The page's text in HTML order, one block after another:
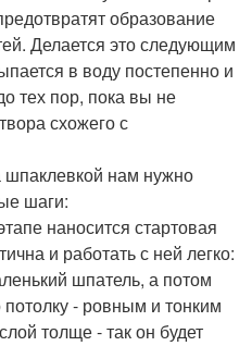
образование
Делается это следующим
в воду постепенно и
тех пор, пока вы не
схожего с
нам нужно
шаги:
наносится стартовая
и работать с ней легко:
шпатель, а потом
потолку - ровным и тонким
толще - так он будет